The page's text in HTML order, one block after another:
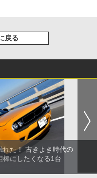
戻る
た！ 古きよき時代の
棒にしたくなる1台